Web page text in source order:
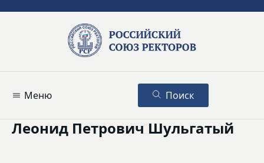
Меню Поиск
Леонид Петрович Шульгатый